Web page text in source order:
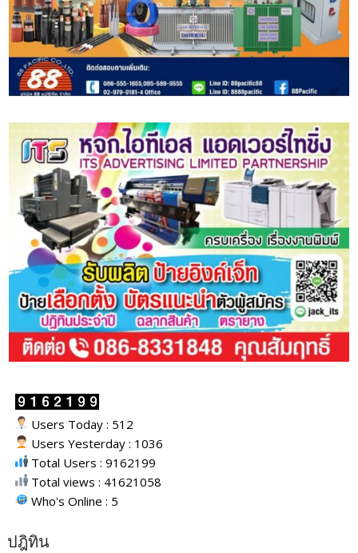
Users Today : 512
Users Yesterday : 1036
Total Users : 9162199
Total views : 41621058
Who's Online : 5
ปฎิทิน